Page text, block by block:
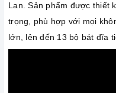
Lan. Sản phẩm được thiết
trọng, phù hợp với mọi
lớn, lên đến 13 bộ bát đĩa